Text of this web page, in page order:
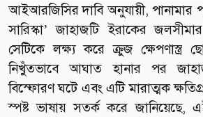
আইআরজিসির দাবি অনুযায়ী, পানামার
সারিস্কা’ জাহাজটি ইরাকের
সেটিকে লক্ষ্য করে ক্রুজ ক্ষেপণাস্ত্র
নিখুঁতভাবে আঘাত হানার পর
বিস্ফোরণ ঘটে এবং এটি মারাত্মক
স্পষ্ট ভাষায় সতর্ক করে জানিয়েছে,